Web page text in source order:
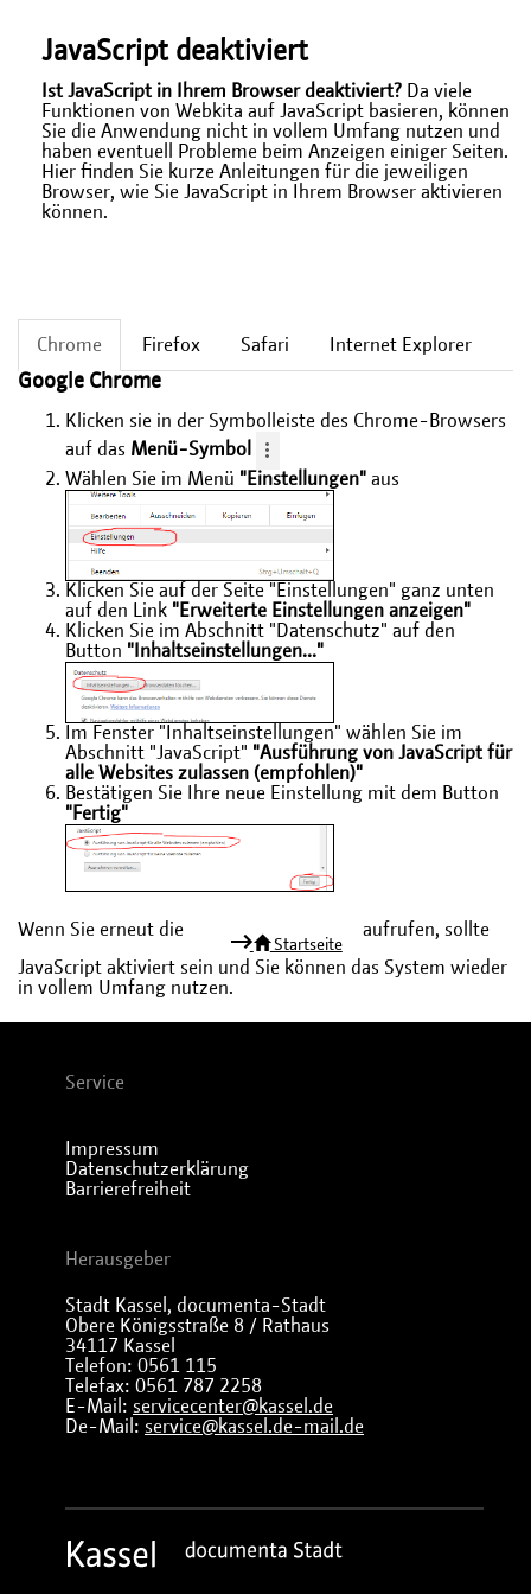
JavaScript deaktiviert
Ist JavaScript in Ihrem Browser deaktiviert? Da viele
Funktionen von Webkita auf JavaScript basieren, können
Sie die Anwendung nicht in vollem Umfang nutzen und
haben eventuell Probleme beim Anzeigen einiger Seiten.
Hier finden Sie kurze Anleitungen für die jeweiligen
Browser, wie Sie JavaScript in Ihrem Browser aktivieren
können.
Chrome Firefox Safari Internet Explorer
Google Chrome
Klicken sie in der Symbolleiste des Chrome-Browsers
auf das Menü-Symbol
Wählen Sie im Menü "Einstellungen" aus
Klicken Sie auf der Seite "Einstellungen" ganz unten
auf den Link "Erweiterte Einstellungen anzeigen"
Klicken Sie im Abschnitt "Datenschutz" auf den
Button "Inhaltseinstellungen..."
Im Fenster "Inhaltseinstellungen" wählen Sie im
Abschnitt "JavaScript" "Ausführung von JavaScript für
alle Websites zulassen (empfohlen)"
Bestätigen Sie Ihre neue Einstellung mit dem Button
"Fertig"
Wenn Sie erneut die
Startseite
aufrufen, sollte
JavaScript aktiviert sein und Sie können das System wieder
in vollem Umfang nutzen.
Service
Impressum
Datenschutzerklärung
Barrierefreiheit
Herausgeber
Stadt Kassel, documenta-Stadt
Obere Königsstraße 8 / Rathaus
34117 Kassel
Telefon: 0561 115
Telefax: 0561 787 2258
E-Mail: servicecenter@kassel.de
De-Mail: service@kassel.de-mail.de